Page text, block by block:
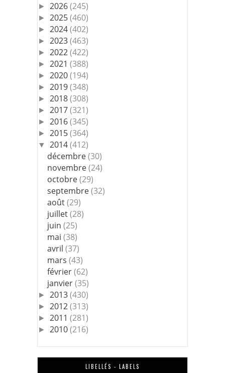
► 2026(245)
► 2025(460)
► 2024(402)
► 2023(463)
► 2022(422)
► 2021 (388)
► 2020(194)
► 2019(348)
► 2018(308)
► 2017(321)
► 2016(345)
► 2015(364)
▼ 2014(412)
décembre(30)
novembre(24)
octobre(29)
septembre(32)
août(29)
juillet(28)
juin(25)
mai(38)
avril(37)
mars(43)
février(62)
janvier(35)
► 2013(430)
► 2012(313)
► 2011 (281)
► 2010(216)
LIBELLÉS - LABELS